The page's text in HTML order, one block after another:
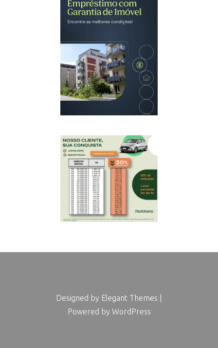
Designed by Elegant Themes
Powered by WordPress